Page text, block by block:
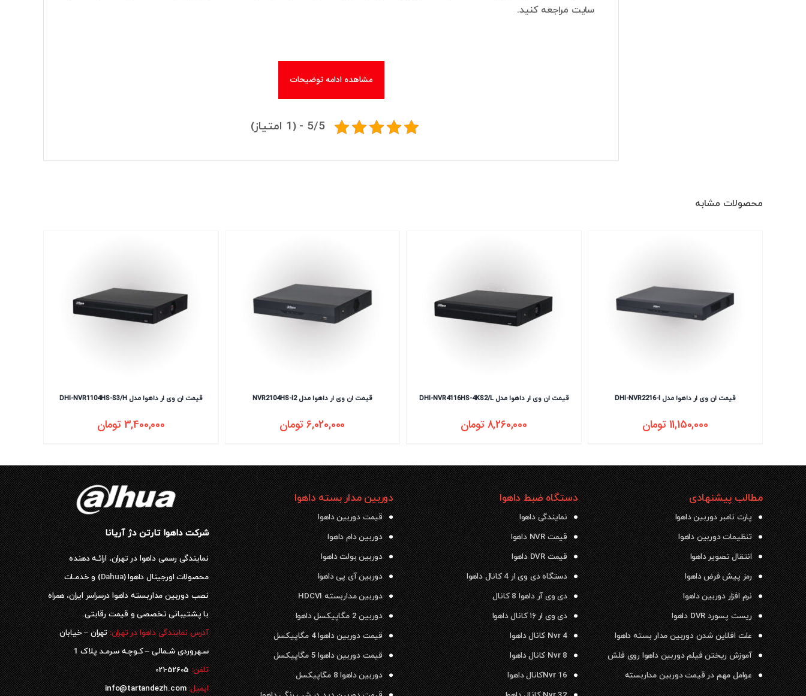
سایت مراجعه کنید.
مشاهده ادامه توضیحات
5/5 - (1 امتیاز)
محصولات مشابه
قیمت ان وی ار داهوا مدل DHI-NVR2216-I
11,150,000تومان
قیمت ان وی ار داهوا مدل DHI-NVR4116HS-4KS2/L
8,260,000تومان
قیمت ان وی ار داهوا مدل NVR2104HS-I2
6,020,000تومان
قیمت ان وی ار داهوا مدل DHI-NVR1104HS-S3/H
3,400,000تومان
مطالب پیشنهادی
پارت نامبر دوربین داهوا
تنظیمات دوربین داهوا
انتقال تصویر داهوا
رمز پیش فرض داهوا
نرم افزار دوربین داهوا
ریست پسورد DVR داهوا
علت افلاین شدن دوربین مدار بسته داهوا
آموزش ریختن فیلم دوربین داهوا روی فلش
عوامل مهم در قیمت دوربین مداربسته
دستگاه ضبط داهوا
نمایندگی داهوا
قیمت NVR داهوا
قیمت DVR داهوا
دستگاه دی وی ار 4 کانال داهوا
دی وی آر داهوا 8 کانال
دی وی ار ۱۶ کانال داهوا
Nvr 4 کانال داهوا
Nvr 8 کانال داهوا
Nvr 16کانال داهوا
دوربین مدار بسته داهوا
قیمت دوربین داهوا
دوربین دام داهوا
دوربین بولت داهوا
دوربین آی پی داهوا
دوربین مداربسته HDCVI
دوربین 2 مگاپیکسل داهوا
قیمت دوربین داهوا 4 مگاپیکسل
قیمت دوربین داهوا 5 مگاپیکسل
دوربین داهوا 8 مگاپیکسل
شرکت داهوا تارتن دژ آریانا
نمایندگی رسمی داهوا در تهران، ارائـه دهنده
محصولات اورجینال داهوا (Dahua) و خدمـات
نصب دوربین مداربسته داهوا درسراسر ایران، همراه
با پشتیبانی تخصصی و قیمت رقابتی.
آدرس نمایندگی داهوا در تهران:تهران – خیابان
سـهروردی شـمالی – کـوچـه سـرمـد پلاک 1
تلفن:52605-021
ایمیل:info@tartandezh.com